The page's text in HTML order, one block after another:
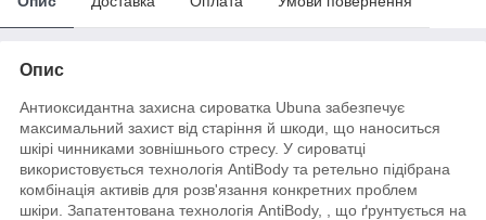
Опис
Антиоксидантна захисна сироватка Ubuna забезпечує
максимальний захист від старіння й шкоди, що наноситься
шкірі чинниками зовнішнього стресу. У сироватці
використовується технологія AntiBody та ретельно підібрана
комбінація активів для розв'язання конкретних проблем
шкіри. Запатентована технологія AntiBody, , що ґрунтується на